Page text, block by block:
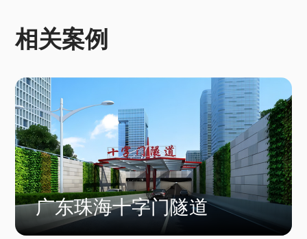
相关案例
广东珠海十字门隧道